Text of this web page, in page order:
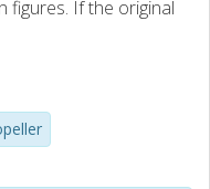
figures. If the original
changed and are
accounted for, the
consumption with